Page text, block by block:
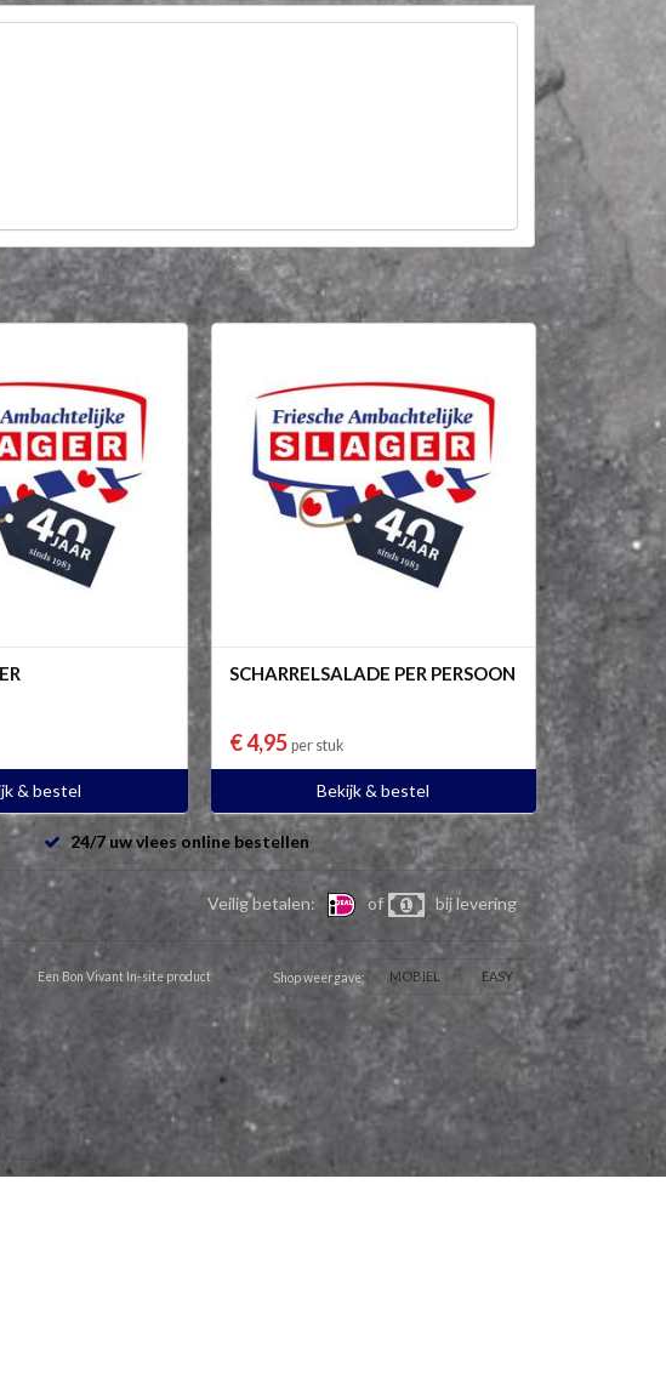
& bestel
SCHARRELSALADE PER PERSOON
€ 4,95 per stuk
Bekijk & bestel
24/7 uw vlees online bestellen
Veilig betalen: of bij levering
Een Bon Vivant In-site product Shop weergave: MOBIEL EASY